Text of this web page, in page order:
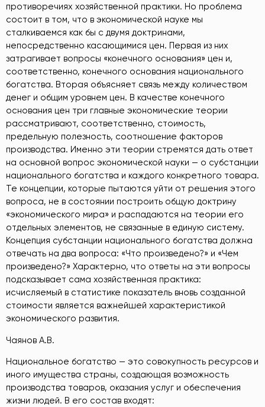
противоречиях хозяйственной практики. Но проблема
состоит в том, что в экономической науке мы
сталкиваемся как бы с двумя доктринами,
непосредственно касающимися цен. Первая из них
затрагивает вопросы «конечного основания» цен и,
соответственно, конечного основания национального
богатства. Вторая объясняет связь между количеством
денег и общим уровнем цен. В качестве конечного
основания цен три главные экономические теории
рассматривают, соответственно, стоимость,
предельную полезность, соотношение факторов
производства. Именно эти теории стремятся дать ответ
на основной вопрос экономической науки — о субстанции
национального богатства и каждого конкретного товара.
Те концепции, которые пытаются уйти от решения этого
вопроса, не в состоянии построить общую доктрину
«экономического мира» и распадаются на теории его
отдельных элементов, не связанные в единую систему.
Концепция субстанции национального богатства должна
отвечать на два вопроса: «Что произведено?» и «Чем
произведено?» Характерно, что ответы на эти вопросы
подсказывает сама хозяйственная практика:
исчисляемый в статистике показатель вновь созданной
стоимости является важнейшей характеристикой
экономического развития.
Чаянов А.В.
Национальное богатство — это совокупность ресурсов и
иного имущества страны, создающая возможность
производства товаров, оказания услуг и обеспечения
жизни людей. В его состав входят: